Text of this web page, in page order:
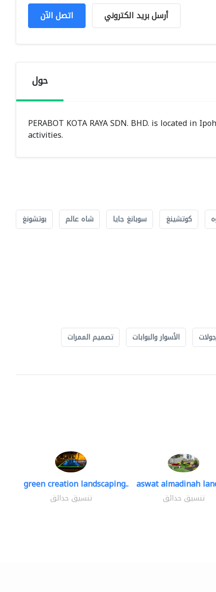
اتصل الآن أرسل بريد الكتروني
حول
PERABOT KOTA RAYA SDN. BHD. is located in
activities.
كوتشينغ سوبانغ جايا شاه عالم بوتشونغ
الأسوار والبوابات تصميم الممرات
green creation landscaping..
تنسيق حدائق
aswat almadinah
تنسيق حدائق